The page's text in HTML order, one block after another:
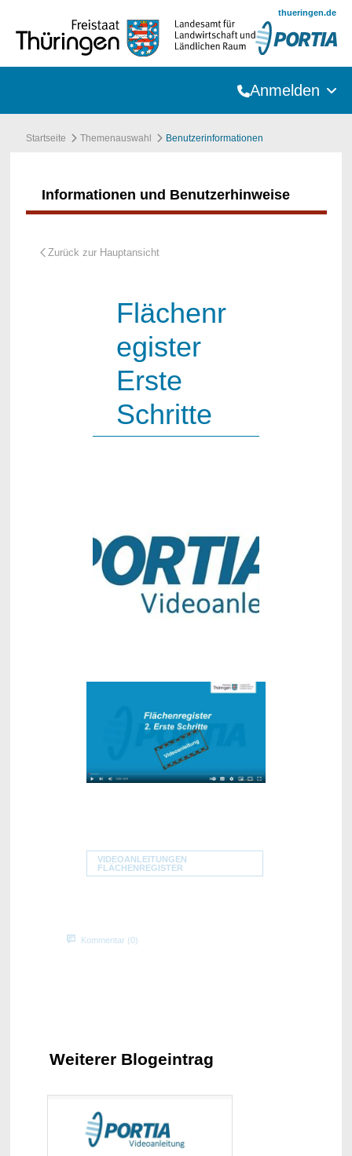
thueringen.de
Anmelden
Startseite Themenauswahl Benutzerinformationen
Informationen und Benutzerhinweise
Flächenr
egister
Erste
Schritte
VIDEOANLEITUNGEN
FLÄCHENREGISTER
Kommentar (0)
Weiterer Blogeintrag